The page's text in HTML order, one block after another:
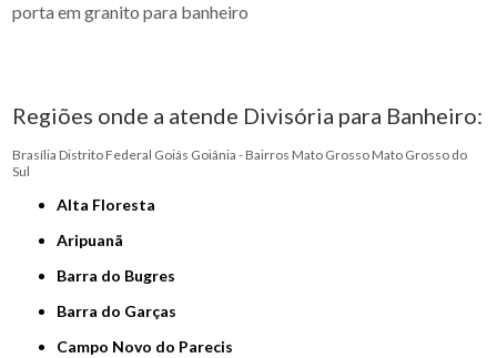
porta em granito para banheiro
Regiões onde a atende Divisória para Banheiro:
Brasília Distrito Federal Goiás Goiânia - Bairros Mato Grosso Mato Grosso do
Sul
Alta Floresta
Aripuanã
Barra do Bugres
Barra do Garças
Campo Novo do Parecis